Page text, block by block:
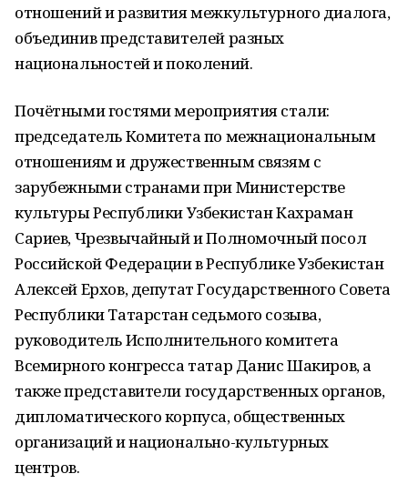
отношений и развития межкультурного диалога,
объединив представителей разных
национальностей и поколений.
Почётными гостями мероприятия стали:
председатель Комитета по межнациональным
отношениям и дружественным связям с
зарубежными странами при Министерстве
культуры Республики Узбекистан Кахраман
Сариев, Чрезвычайный и Полномочный посол
Российской Федерации в Республике Узбекистан
Алексей Ерхов, депутат Государственного Совета
Республики Татарстан седьмого созыва,
руководитель Исполнительного комитета
Всемирного конгресса татар Данис Шакиров, а
также представители государственных органов,
дипломатического корпуса, общественных
организаций и национально-культурных
центров.